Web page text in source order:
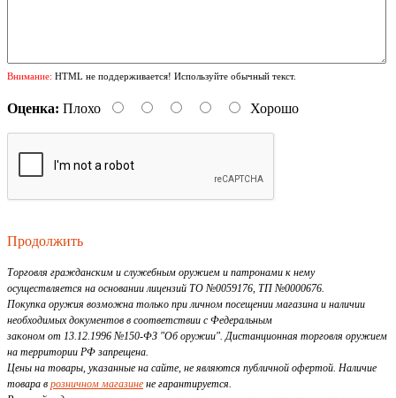
Внимание: HTML не поддерживается! Используйте обычный текст.
Оценка: Плохо Хорошо
Продолжить
Торговля гражданским и служебным оружием и патронами к нему
осуществляется на основании лицензий ТО №0059176, ТП №0000676.
Покупка оружия возможна только при личном посещении магазина и наличии
необходимых документов в соответствии с Федеральным
законом от 13.12.1996 №150-ФЗ "Об оружии". Дистанционная торговля оружием
на территории РФ запрещена.
Цены на товары, указанные на сайте, не являются публичной офертой. Наличие
товара в розничном магазине не гарантируется.